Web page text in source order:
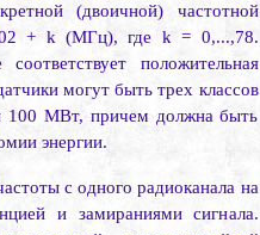
(двоичной) частотной
+ k (МГц), где k = 0,...,78.
положительная
могут быть трех классов
100 МВт, при­чем должна быть
энергии.
с одного радиоканала на
и замираниями сигнала.